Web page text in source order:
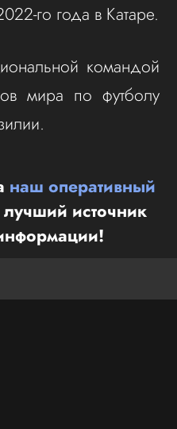
го года в Катаре.
командой
мира по футболу
наш оперативный
источник